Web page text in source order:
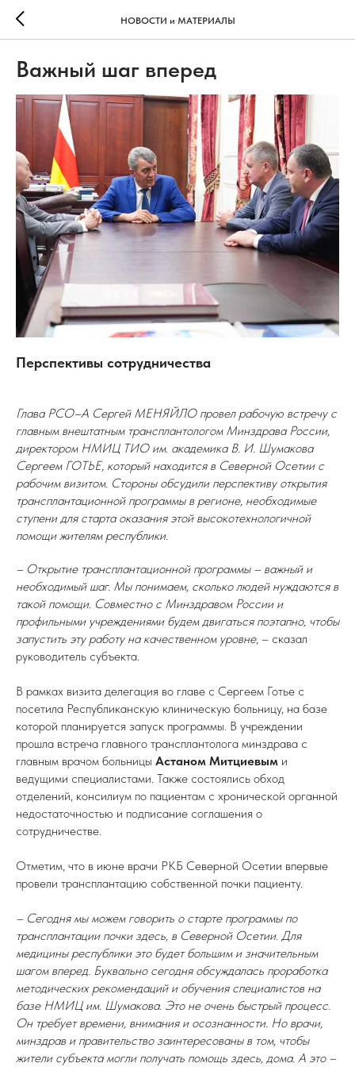
НОВОСТИ и МАТЕРИАЛЫ
Важный шаг вперед
Перспективы сотрудничества
Глава РСО–А Сергей МЕНЯЙЛО провел рабочую встречу с
главным внештатным трансплантологом Минздрава России,
директором НМИЦ ТИО им. академика В. И. Шумакова
Сергеем ГОТЬЕ, который находится в Северной Осетии с
рабочим визитом. Стороны обсудили перспективу открытия
трансплантационной программы в регионе, необходимые
ступени для старта оказания этой высокотехнологичной
помощи жителям республики.
– Открытие трансплантационной программы – важный и
необходимый шаг. Мы понимаем, сколько людей нуждаются в
такой помощи. Совместно с Минздравом России и
профильными учреждениями будем двигаться поэтапно, чтобы
запустить эту работу на качественном уровне, – сказал
руководитель субъекта.
В рамках визита делегация во главе с Сергеем Готье с
посетила Республиканскую клиническую больницу, на базе
которой планируется запуск программы. В учреждении
прошла встреча главного трансплантолога минздрава с
главным врачом больницы Астаном Митциевым и
ведущими специалистами. Также состоялись обход
отделений, консилиум по пациентам с хронической органной
недостаточностью и подписание соглашения о
сотрудничестве.
Отметим, что в июне врачи РКБ Северной Осетии впервые
провели трансплантацию собственной почки пациенту.
– Сегодня мы можем говорить о старте программы по
трансплантации почки здесь, в Северной Осетии. Для
медицины республики это будет большим и значительным
шагом вперед. Буквально сегодня обсуждалась проработка
методических рекомендаций и обучения специалистов на
базе НМИЦ им. Шумакова. Это не очень быстрый процесс.
Он требует времени, внимания и осознанности. Но врачи,
минздрав и правительство заинтересованы в том, чтобы
жители субъекта могли получать помощь здесь, дома. А это –